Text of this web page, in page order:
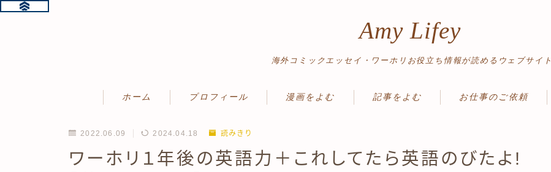
Amy Lifey
海外コミックエッセイ・ワーホリお役立ち情報が読めるウェブサイト
ホーム プロフィール 漫画をよむ
読み切り
記事をよむ
英語勉強法
お仕事のご依頼
2022.06.09 2024.04.18 読みきり
ワーホリ１年後の英語力＋これしてたら英語のびたよ!